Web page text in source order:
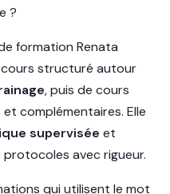
?
formation Renata
structuré autour
, puis de cours
complémentaires. Elle
supervisée et
protocoles avec rigueur.
qui utilisent le mot